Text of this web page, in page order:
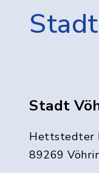
Stadt
Hettstedter
89269